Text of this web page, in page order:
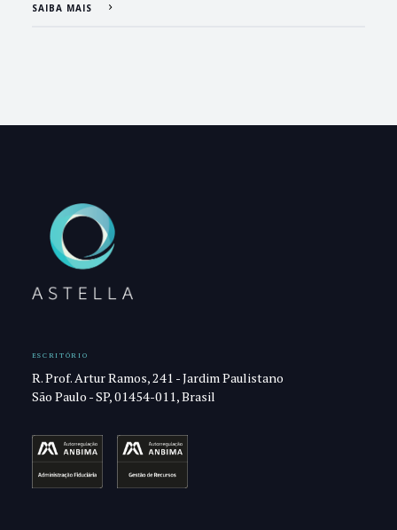
SAIBA MAIS
ESCRITÓRIO
R. Prof. Artur Ramos, 241 - Jardim Paulistano
São Paulo - SP, 01454-011, Brasil